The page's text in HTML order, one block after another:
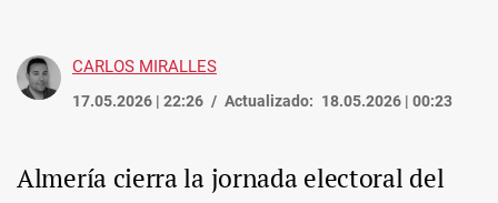
CARLOS MIRALLES
17.05.2026 | 22:26 Actualizado: 18.05.2026 | 00:23
Almería cierra la jornada electoral del